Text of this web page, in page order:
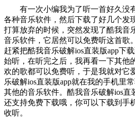
有一次小编我为了听一首好久没
各种音乐软件，然后下载了好几个发
打算放弃的时候，突然发现了酷我音
音乐软件，它居然可以免费听这首歌
赶紧把酷我音乐破解ios直装版app下
始听，在听完之后，我再看一下其他
欢的歌都可以免费听，于是我就对它
乐破解ios直装版app就在我的手机里
其他的音乐软件。酷我音乐破解ios直
还支持免费下载哦，你可以下载到手
收听。